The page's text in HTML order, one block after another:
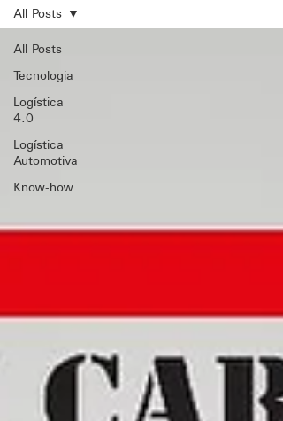
All Posts
Tecnologia
Logística
4.0
Logística
Automotiva
Know-how
All Posts